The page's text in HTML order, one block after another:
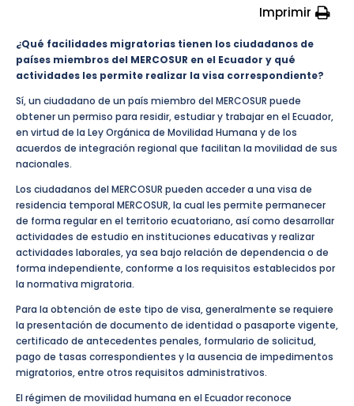
Imprimir
¿Qué facilidades migratorias tienen los ciudadanos de
países miembros del MERCOSUR en el Ecuador y qué
actividades les permite realizar la visa correspondiente?
Sí, un ciudadano de un país miembro del MERCOSUR puede
obtener un permiso para residir, estudiar y trabajar en el Ecuador,
en virtud de la Ley Orgánica de Movilidad Humana y de los
acuerdos de integración regional que facilitan la movilidad de sus
nacionales.
Los ciudadanos del MERCOSUR pueden acceder a una visa de
residencia temporal MERCOSUR, la cual les permite permanecer
de forma regular en el territorio ecuatoriano, así como desarrollar
actividades de estudio en instituciones educativas y realizar
actividades laborales, ya sea bajo relación de dependencia o de
forma independiente, conforme a los requisitos establecidos por
la normativa migratoria.
Para la obtención de este tipo de visa, generalmente se requiere
la presentación de documento de identidad o pasaporte vigente,
certificado de antecedentes penales, formulario de solicitud,
pago de tasas correspondientes y la ausencia de impedimentos
migratorios, entre otros requisitos administrativos.
El régimen de movilidad humana en el Ecuador reconoce